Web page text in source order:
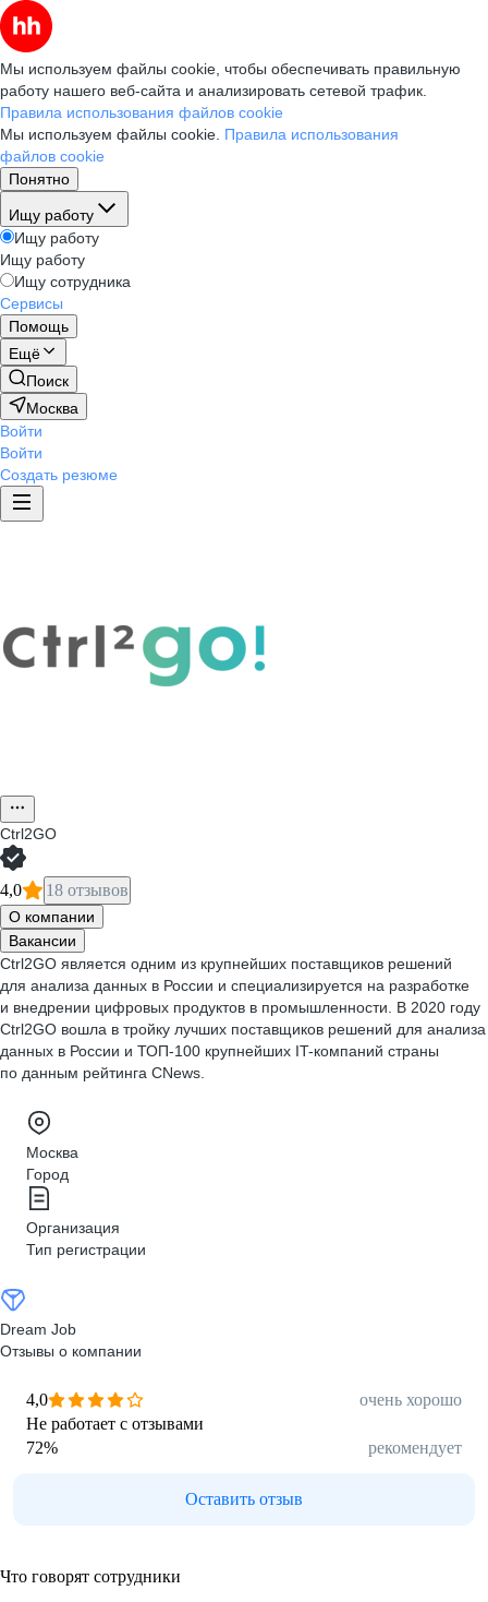
Мы используем файлы cookie, чтобы обеспечивать правильную
работу нашего веб-сайта и анализировать сетевой трафик.
Правила использования файлов cookie
Мы используем файлы cookie. Правила использования
файлов cookie
Понятно
Ищу работу
Ищу работу
Ищу работу
Ищу сотрудника
Сервисы
Помощь
Ещё
Поиск
Москва
Войти
Войти
Создать резюме
Ctrl2GO
4,0 18 отзывов
О компании
Вакансии
Ctrl2GO является одним из крупнейших поставщиков решений
для анализа данных в России и специализируется на разработке
и внедрении цифровых продуктов в промышленности. В 2020 году
Ctrl2GO вошла в тройку лучших поставщиков решений для анализа
данных в России и ТОП-100 крупнейших IT-компаний страны
по данным рейтинга CNews.
Москва
Город
Организация
Тип регистрации
Dream Job
Отзывы о компании
4,0
очень хорошо
Не работает с отзывами
72% рекомендует
Оставить отзыв
Что говорят сотрудники